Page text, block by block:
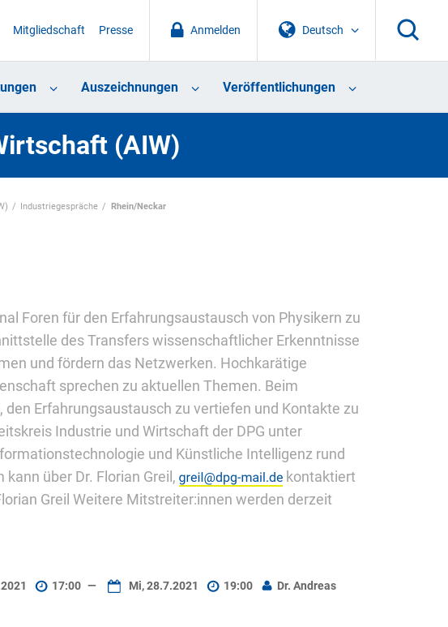
Deutsch
Anmelden
Mitgliedschaft Presse
Auszeichnungen Veröffentlichungen
(AIW)
Industriegespräche Rhein/Neckar
Foren für den Erfahrungsaustausch von Physikern zu
des Transfers wissenschaftlicher Erkenntnisse
und fördern das Netzwerken. Hochkarätige
sprechen zu aktuellen Themen. Beim
Erfahrungsaustausch zu vertiefen und Kontakte zu
Industrie und Wirtschaft der DPG unter
und Künstliche Intelligenz rund
über Dr. Florian Greil,
kontaktiert
Greil Weitere Mitstreiter:innen werden derzeit
17:00 — Mi, 28.7.2021 19:00
Dr. Andreas